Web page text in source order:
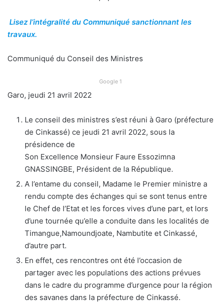
Lisez l’intégralité du Communiqué sanctionnant les
travaux.
Communiqué du Conseil des Ministres
Google 1
Garo, jeudi 21 avril 2022
Le conseil des ministres s’est réuni à Garo (préfecture
de Cinkassé) ce jeudi 21 avril 2022, sous la
présidence de
Son Excellence Monsieur Faure Essozimna
GNASSINGBE, Président de la République.
A l’entame du conseil, Madame le Premier ministre a
rendu compte des échanges qui se sont tenus entre
le Chef de l’Etat et les forces vives d’une part, et lors
d’une tournée qu’elle a conduite dans les localités de
Timangue,Namoundjoate, Nambutite et Cinkassé,
d’autre part.
En effet, ces rencontres ont été l’occasion de
partager avec les populations des actions prévues
dans le cadre du programme d’urgence pour la région
des savanes dans la préfecture de Cinkassé.